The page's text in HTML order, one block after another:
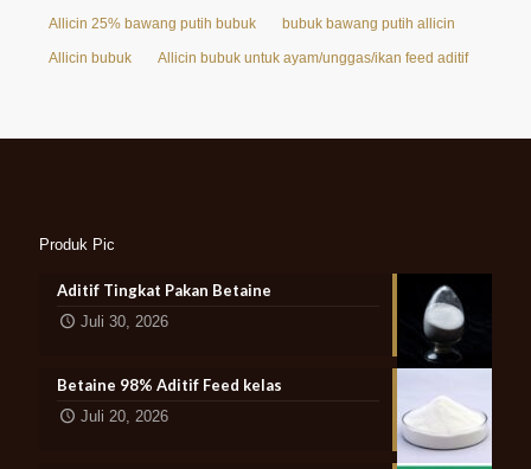
Allicin 25% bawang putih bubuk bubuk bawang putih allicin
Allicin bubuk Allicin bubuk untuk ayam/unggas/ikan feed aditif
Produk Pic
Aditif Tingkat Pakan Betaine
Juli 30, 2026
Betaine 98% Aditif Feed kelas
Juli 20, 2026